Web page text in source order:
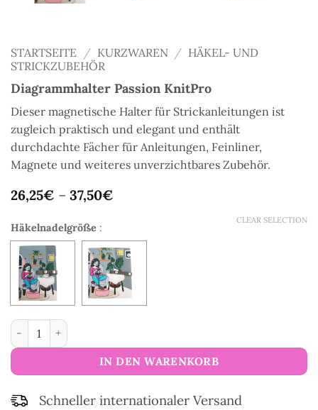
STARTSEITE / KURZWAREN / HÄKEL- UND
STRICKZUBEHÖR
Diagrammhalter Passion KnitPro
Dieser magnetische Halter für Strickanleitungen ist
zugleich praktisch und elegant und enthält
durchdachte Fächer für Anleitungen, Feinliner,
Magnete und weiteres unverzichtbares Zubehör.
26,25€ – 37,50€
Häkelnadelgröße :
CLEAR SELECTION
Diagrammhalter Passion KnitPro Menge
IN DEN WARENKORB
Schneller internationaler Versand